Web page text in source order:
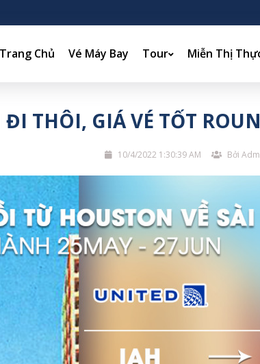
Trang Chủ Vé Máy Bay Tour Miễn Thị
THÔI, GIÁ VÉ TỐT
10/4/2022 1:30:39 AM Bởi